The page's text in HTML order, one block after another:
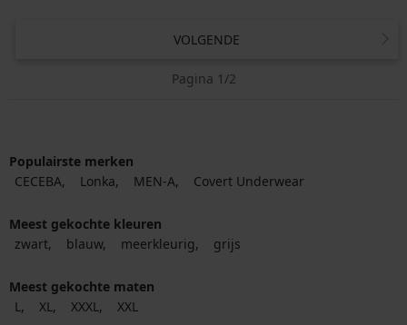
VOLGENDE
Pagina 1/2
Populairste merken
CECEBA
Lonka MEN-A Covert Underwear
Meest gekochte kleuren
zwart
blauw meerkleurig grijs
Meest gekochte maten
L
XL XXXL XXL